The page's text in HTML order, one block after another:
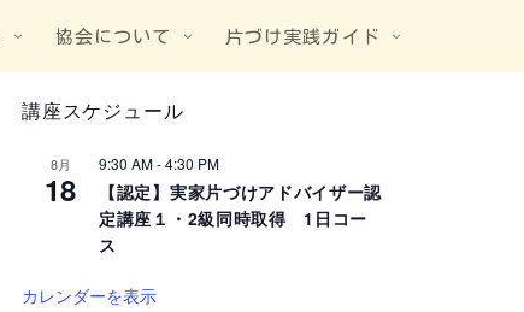
協会について 片づけ実践ガイド
講座スケジュール
8月
18
9:30 AM-4:30 PM
【認定】実家片づけアドバイザー認
定講座１・2級同時取得 1日コー
ス
カレンダーを表示